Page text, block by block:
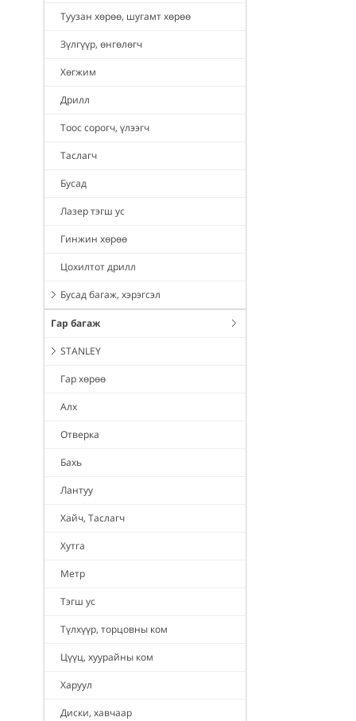
Туузан хөрөө, шугамт хөрөө
Зүлгүүр, өнгөлөгч
Хөгжим
Дрилл
Тоос сорогч, үлээгч
Таслагч
Бусад
Лазер тэгш ус
Гинжин хөрөө
Цохилтот дрилл
Бусад багаж, хэрэгсэл
Гар багаж
STANLEY
Гар хөрөө
Алх
Отверка
Бахь
Лантуу
Хайч, Таслагч
Хутга
Метр
Тэгш ус
Түлхүүр, торцовны ком
Цүүц, хуурайны ком
Харуул
Диски, хавчаар